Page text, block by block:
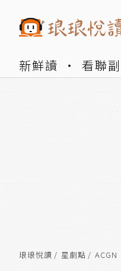
新鮮讀 看聯副
琅琅悅讀 星劇點 ACGN